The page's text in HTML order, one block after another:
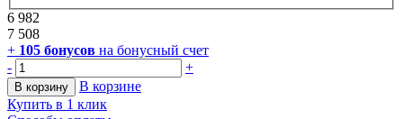
6 982
7 508
+ 105 бонусов на бонусный счет
-
+
В корзину
В корзине
Купить в 1 клик